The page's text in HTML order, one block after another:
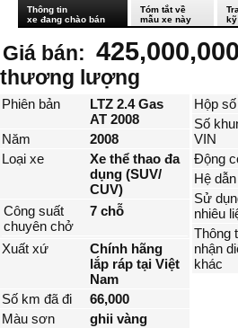
Thông tin
xe đang chào bán
Tóm tắt về
mẫu xe này
kỹ
Giá bán:
thương lượng
Phiên bản
LTZ 2.4 Gas
AT 2008
Năm
2008
Loại xe
Xe thể thao đa
dụng (SUV/
CUV)
Công suất
chuyên chở
7 chỗ
Xuất xứ
Chính hãng
lắp ráp tại Việt
Nam
Số km đã đi
66,000
Màu sơn
ghii vàng
Hộp số
Số
VIN
Động
Hệ
Sử
nhiêu
Thông
nhận
khác